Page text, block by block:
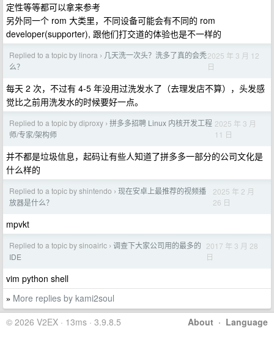
定性等等都可以拿来参考
另外同一个 rom 大类里，不同设备可能会有不同的 rom
developer(supporter), 跟他们打交道的体验也是不一样的
Replied to a topic by linora › 几天洗一次头？洗多了真的会秃
么？
2025 年 3 月 12
日
每天 2 次，不过有 4-5 年没用过洗发水了（去理发店不算），头发感
觉比之前用洗发水的时候要好一点。
Replied to a topic by diproxy › 拼多多招聘 Linux 内核开发工程
师/专家/架构师
2025 年 3 月
11 日
并不都是垃圾信息，起码让有些人知道了拼多多一部分的公司文化是
什么样的
Replied to a topic by shintendo › 现在安卓上最推荐的视频播
放器是什么？
2025 年 2 月
26 日
mpvkt
Replied to a topic by sinoairlc › 调查下大家公司用的最多的
IDE
2017 年 3 月 28
日
vim python shell
» More replies by kami2soul
About · Language
© 2026 V2EX · 13ms · 3.9.8.5